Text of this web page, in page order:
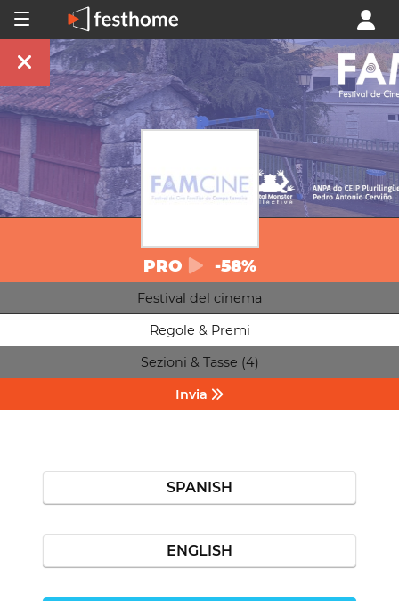
PRO -58%
Festival del cinema
Regole & Premi
Sezioni & Tasse (4)
Invia
SPANISH
ENGLISH